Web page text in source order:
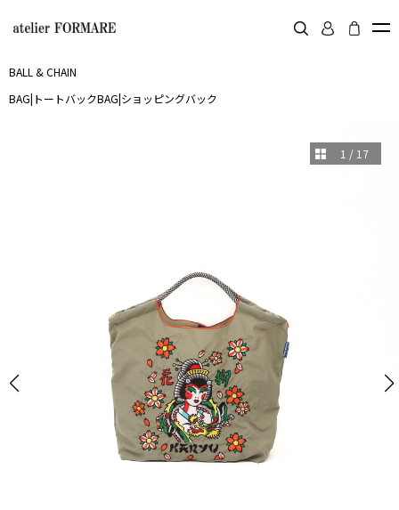
BALL & CHAIN
BAG| トートバックBAG|ショッピングバック
1 / 17